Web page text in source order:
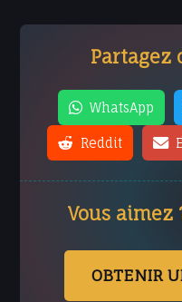
Partagez
WhatsApp
Reddit
Vous aimez
OBTENIR